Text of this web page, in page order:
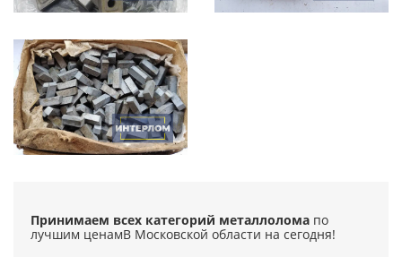
Принимаем всех категорий металлолома по
лучшим ценамВ Московской области на сегодня!